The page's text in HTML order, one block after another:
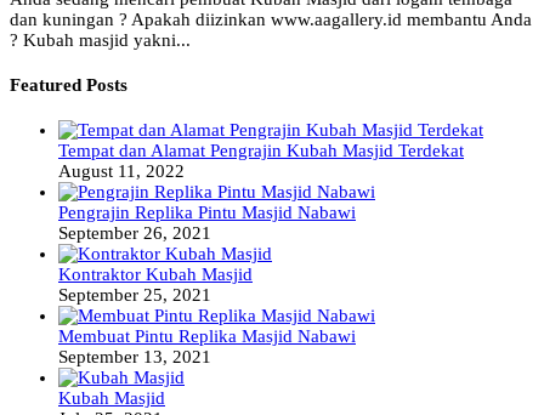
dan kuningan ? Apakah diizinkan www.aagallery.id membantu Anda
? Kubah masjid yakni...
Featured Posts
Tempat dan Alamat Pengrajin Kubah Masjid Terdekat
August 11, 2022
Pengrajin Replika Pintu Masjid Nabawi
September 26, 2021
Kontraktor Kubah Masjid
September 25, 2021
Membuat Pintu Replika Masjid Nabawi
September 13, 2021
Kubah Masjid